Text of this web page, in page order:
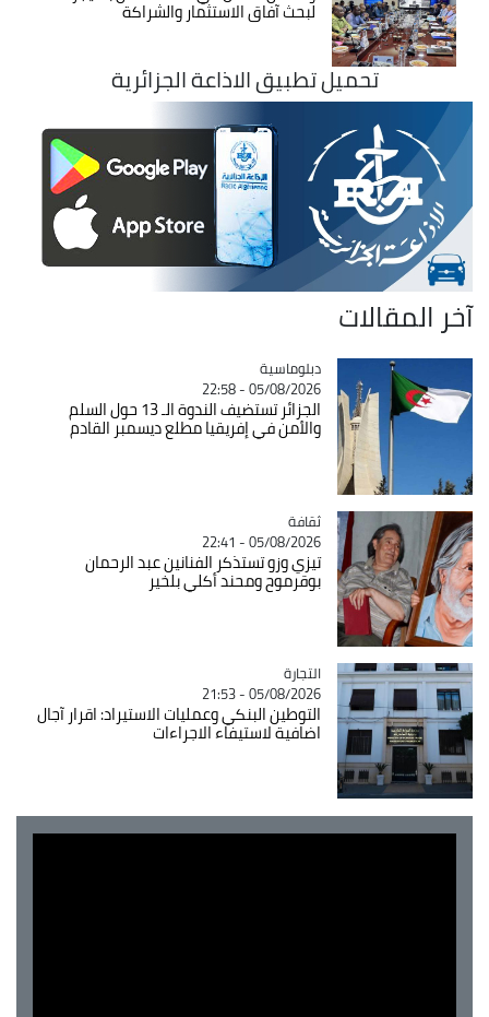
لبحث آفاق الاستثمار والشراكة
تحميل تطبيق الاذاعة الجزائرية
آخر المقالات
Catégorie
دبلوماسية
05/08/2026 - 22:58
الجزائر تستضيف الندوة الـ 13 حول السلم
والأمن في إفريقيا مطلع ديسمبر القادم
Catégorie
ثقافة
05/08/2026 - 22:41
تيزي وزو تستذكر الفنانين عبد الرحمان
بوقرموح ومحند أكلي بلخير
Catégorie
التجارة
05/08/2026 - 21:53
التوطين البنكي وعمليات الاستيراد: اقرار آجال
اضافية لاستيفاء الاجراءات